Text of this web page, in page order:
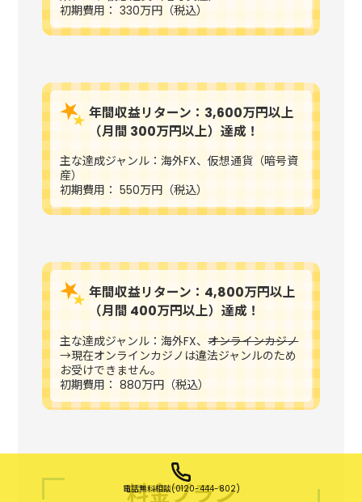
初期費用： 330万円（税込）
年間収益リターン：3,600万円以上
（月間 300万円以上）達成！
主な達成ジャンル：海外FX、仮想通貨（暗号資
産）
初期費用： 550万円（税込）
年間収益リターン：4,800万円以上
（月間 400万円以上）達成！
主な達成ジャンル：海外FX、オンラインカジノ
→現在オンラインカジノは違法ジャンルのため
お受けできません。
初期費用： 880万円（税込）
料金プラン
電話無料相談(0120-444-802)